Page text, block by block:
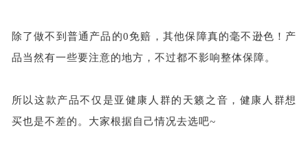
除了做不到普通产品的0免赔，其他保障真的毫不逊色！产
品当然有一些要注意的地方，不过都不影响整体保障。
所以这款产品不仅是亚健康人群的天籁之音，健康人群想
买也是不差的。大家根据自己情况去选吧~